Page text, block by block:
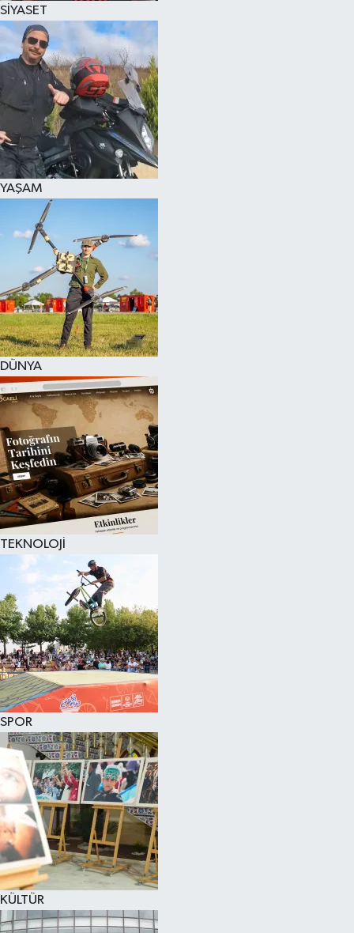
SİYASET
YAŞAM
DÜNYA
TEKNOLOJİ
SPOR
KÜLTÜR
SPOR
KÜLTÜR SANAT
FRAGMANLAR